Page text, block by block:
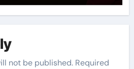
not be published. Required